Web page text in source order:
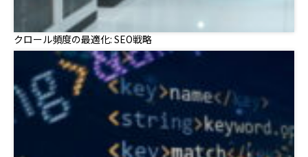
クロール頻度の最適化: SEO戦略